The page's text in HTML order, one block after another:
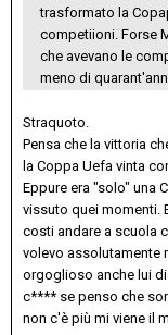
trasformato la
competiioni. Forse
che avevano le
meno di
Straquoto.
Pensa che la vittoria
la Coppa Uefa vinta
Eppure era "solo" una
vissuto quei momenti.
costi andare a scuola
volevo assolutamente
orgoglioso anche lui di
c**** se penso che
non c'è più mi viene il